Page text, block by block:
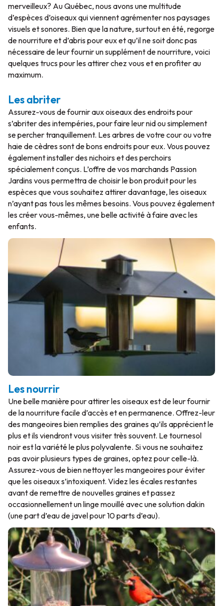
merveilleux? Au Québec, nous avons une multitude
d’espèces d’oiseaux qui viennent agrémenter nos paysages
visuels et sonores. Bien que la nature, surtout en été, regorge
de nourriture et d’abris pour eux et qu’il ne soit donc pas
nécessaire de leur fournir un supplément de nourriture, voici
quelques trucs pour les attirer chez vous et en profiter au
maximum.
Les abriter
Assurez-vous de fournir aux oiseaux des endroits pour
s’abriter des intempéries, pour faire leur nid ou simplement
se percher tranquillement. Les arbres de votre cour ou votre
haie de cèdres sont de bons endroits pour eux. Vous pouvez
également installer des nichoirs et des perchoirs
spécialement conçus. L’offre de vos marchands Passion
Jardins vous permettra de choisir le bon produit pour les
espèces que vous souhaitez attirer davantage, les oiseaux
n’ayant pas tous les mêmes besoins. Vous pouvez également
les créer vous-mêmes, une belle activité à faire avec les
enfants.
Les nourrir
Une belle manière pour attirer les oiseaux est de leur fournir
de la nourriture facile d’accès et en permanence. Offrez-leur
des mangeoires bien remplies des graines qu’ils apprécient le
plus et ils viendront vous visiter très souvent. Le tournesol
noir est la variété le plus polyvalente. Si vous ne souhaitez
pas avoir plusieurs types de graines, optez pour celle-là.
Assurez-vous de bien nettoyer les mangeoires pour éviter
que les oiseaux s’intoxiquent. Videz les écales restantes
avant de remettre de nouvelles graines et passez
occasionnellement un linge mouillé avec une solution dakin
(une part d’eau de javel pour 10 parts d’eau).